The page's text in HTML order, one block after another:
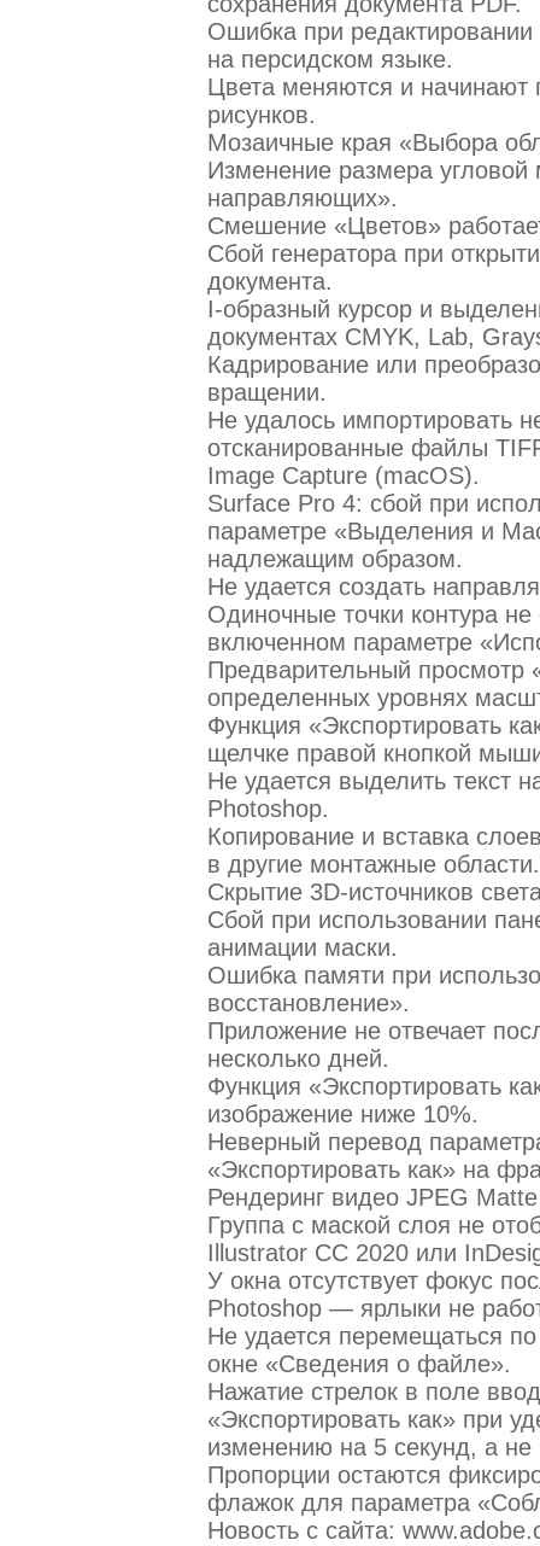
Ошибка при
на персидском языке.
Цвета меняются и начинают
рисунков.
Мозаичные края «Выбора
Изменение размера угловой
направляющих».
Смешение «Цветов»
Сбой генератора при
документа.
I-образный курсор и
документах CMYK, Lab,
Кадрирование или
вращении.
Не удалось импортировать
отсканированные файлы
Image Capture (macOS).
Surface Pro 4: сбой при
параметре «Выделения и
надлежащим образом.
Не удается создать
Одиночные точки контура
включенном параметре
Предварительный просмотр
определенных уровнях
Функция «Экспортировать
щелчке правой кнопкой
Не удается выделить текст
Photoshop.
Копирование и вставка
в другие монтажные области.
Скрытие 3D-источников
Сбой при использовании
анимации маски.
Ошибка памяти при
восстановление».
Приложение не отвечает
несколько дней.
Функция «Экспортировать
изображение ниже 10%.
Неверный перевод
«Экспортировать как» на
Рендеринг видео JPEG
Группа с маской слоя не
Illustrator CC 2020 или
У окна отсутствует фокус
Photoshop — ярлыки не
Не удается перемещаться
окне «Сведения о файле».
Нажатие стрелок в поле
«Экспортировать как» при
изменению на 5 секунд, а не
Пропорции остаются
флажок для параметра
Новость с сайта: